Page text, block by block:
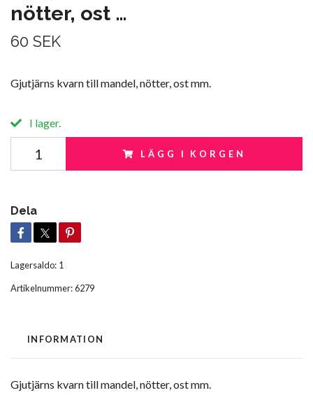
nötter, ost …
60 SEK
Gjutjärns kvarn till mandel, nötter, ost mm.
I lager.
LÄGG I KORGEN
Dela
Lagersaldo: 1
Artikelnummer:6279
INFORMATION
Gjutjärns kvarn till mandel, nötter, ost mm.